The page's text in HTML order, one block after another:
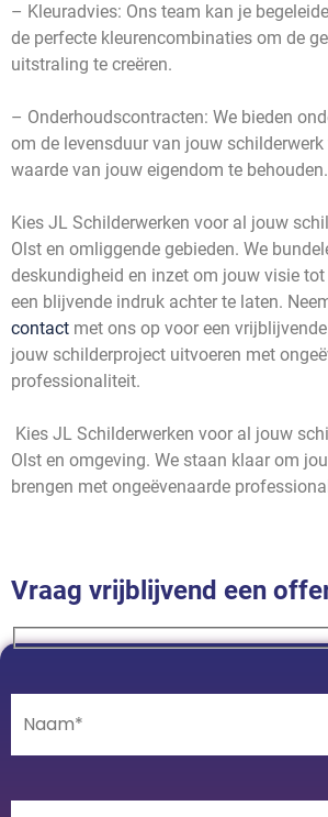
– Kleuradvies: Ons team kan je
de perfecte kleurencombinaties om de
uitstraling te creëren.
– Onderhoudscontracten: We bieden
om de levensduur van jouw schilderwerk
waarde van jouw eigendom te behouden.
Kies JL Schilderwerken voor al jouw
Olst en omliggende gebieden. We
deskundigheid en inzet om jouw visie tot
een blijvende indruk achter te laten.
contact met ons op voor een
jouw schilderproject uitvoeren met
professionaliteit.
Kies JL Schilderwerken voor al jouw
Olst en omgeving. We staan klaar om
brengen met ongeëvenaarde
Vraag vrijblijvend een